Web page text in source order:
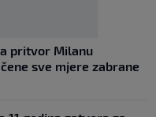
pritvor Milanu
sve mjere zabrane